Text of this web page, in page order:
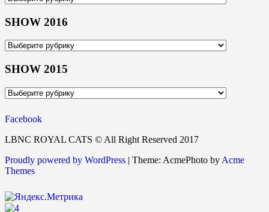
SHOW 2016
SHOW
SHOW 2015
SHOW
Facebook
LBNC ROYAL CATS © All Right Reserved 2017
Proudly powered by WordPress | Theme: AcmePhoto by Acme
Themes